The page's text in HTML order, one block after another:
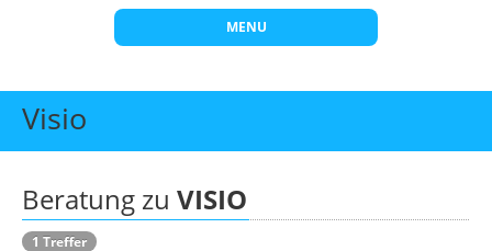
MENU
Start
Individuelle Schulungen
Visio
Beratung zu VISIO
1 Treffer